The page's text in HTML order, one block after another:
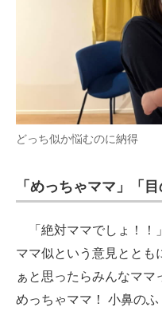
どっち似か悩むのに納得
「めっちゃママ」「
「絶対ママでしょ！！
ママ似という意見ととも
ぁと思ったらみんなママ
めっちゃママ！ 小鼻の